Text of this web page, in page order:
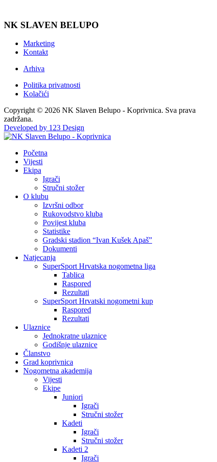
NK SLAVEN BELUPO
Marketing
Kontakt
Arhiva
Politika privatnosti
Kolačići
Copyright © 2026 NK Slaven Belupo - Koprivnica. Sva prava
zadržana.
Developed by 123 Design
Početna
Vijesti
Ekipa
Igrači
Stručni stožer
O klubu
Izvršni odbor
Rukovodstvo kluba
Povijest kluba
Statistike
Gradski stadion “Ivan Kušek Apaš”
Dokumenti
Natjecanja
SuperSport Hrvatska nogometna liga
Tablica
Raspored
Rezultati
SuperSport Hrvatski nogometni kup
Raspored
Rezultati
Ulaznice
Jednokratne ulaznice
Godišnje ulaznice
Članstvo
Grad koprivnica
Nogometna akademija
Vijesti
Ekipe
Juniori
Igrači
Stručni stožer
Kadeti
Igrači
Stručni stožer
Kadeti 2
Igrači